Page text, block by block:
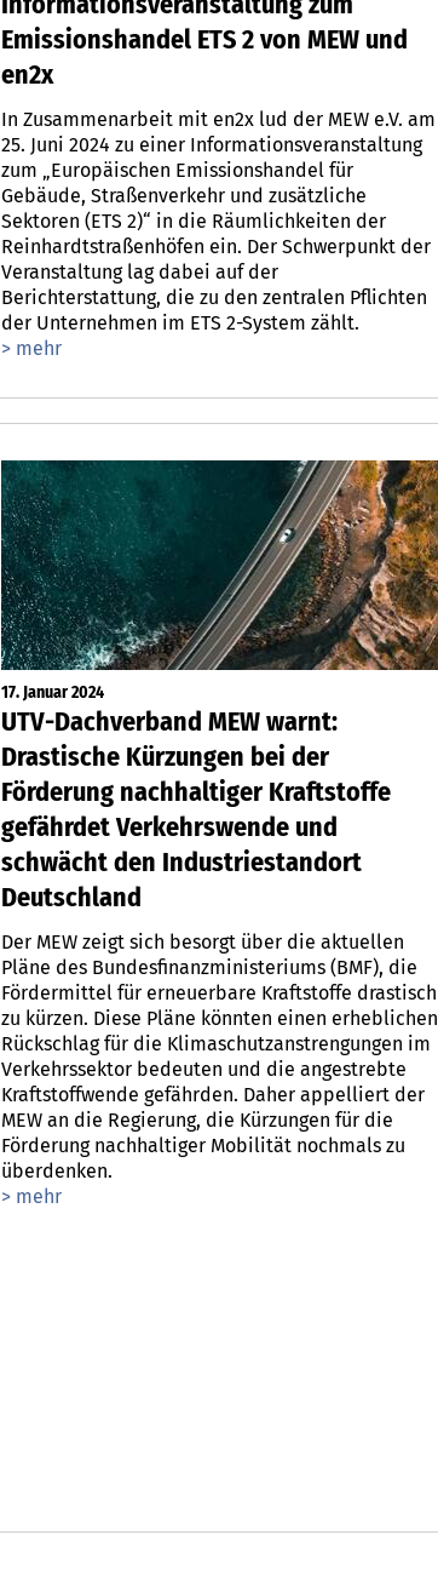
Emissionshandel ETS 2 von MEW und
en2x
In Zusammenarbeit mit en2x lud der MEW e.V. am
25. Juni 2024 zu einer Informationsveranstaltung
zum „Europäischen Emissionshandel für
Gebäude, Straßenverkehr und zusätzliche
Sektoren (ETS 2)“ in die Räumlichkeiten der
Reinhardtstraßenhöfen ein. Der Schwerpunkt der
Veranstaltung lag dabei auf der
Berichterstattung, die zu den zentralen Pflichten
der Unternehmen im ETS 2-System zählt.
> mehr
17. Januar 2024
UTV-Dachverband MEW warnt:
Drastische Kürzungen bei der
Förderung nachhaltiger Kraftstoffe
gefährdet Verkehrswende und
schwächt den Industriestandort
Deutschland
Der MEW zeigt sich besorgt über die aktuellen
Pläne des Bundesfinanzministeriums (BMF), die
Fördermittel für erneuerbare Kraftstoffe drastisch
zu kürzen. Diese Pläne könnten einen erheblichen
Rückschlag für die Klimaschutzanstrengungen im
Verkehrssektor bedeuten und die angestrebte
Kraftstoffwende gefährden. Daher appelliert der
MEW an die Regierung, die Kürzungen für die
Förderung nachhaltiger Mobilität nochmals zu
überdenken.
> mehr